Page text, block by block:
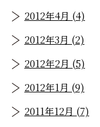
2012年4月 (4)
2012年3月 (2)
2012年2月 (5)
2012年1月 (9)
2011年12月 (7)